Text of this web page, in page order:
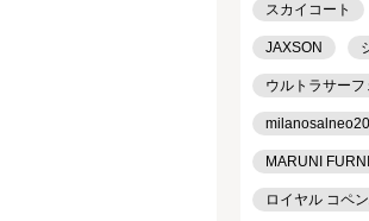
スカイコート
JAXSON
ウルトラサーフ
MARUNI
ロイヤル コペ